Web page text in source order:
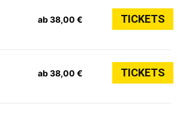
ab 38,00 € TICKETS
ab 38,00 € TICKETS